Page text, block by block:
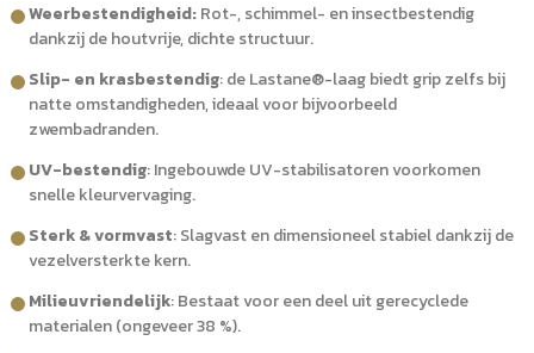
Weerbestendigheid:Rot-, schimmel- en insectbestendig
dankzij de houtvrije, dichte structuur.
Slip- en krasbestendig: de Lastane®-laag biedt grip zelfs bij
natte omstandigheden, ideaal voor bijvoorbeeld
zwembadranden.
UV-bestendig: Ingebouwde UV-stabilisatoren voorkomen
snelle kleurvervaging.
Sterk & vormvast: Slagvast en dimensioneel stabiel dankzij de
vezelversterkte kern.
Milieuvriendelijk: Bestaat voor een deel uit gerecyclede
materialen (ongeveer 38 %).